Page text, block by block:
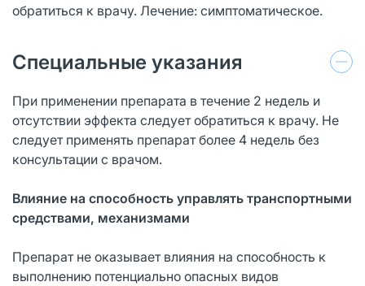
обратиться к врачу. Лечение: симптоматическое.
Специальные указания
При применении препарата в течение 2 недель и
отсутствии эффекта следует обратиться к врачу. Не
следует применять препарат более 4 недель без
консультации с врачом.
Влияние на способность управлять транспортными
средствами, механизмами
Препарат не оказывает влияния на способность к
выполнению потенциально опасных видов